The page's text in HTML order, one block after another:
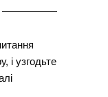
і узгодьте